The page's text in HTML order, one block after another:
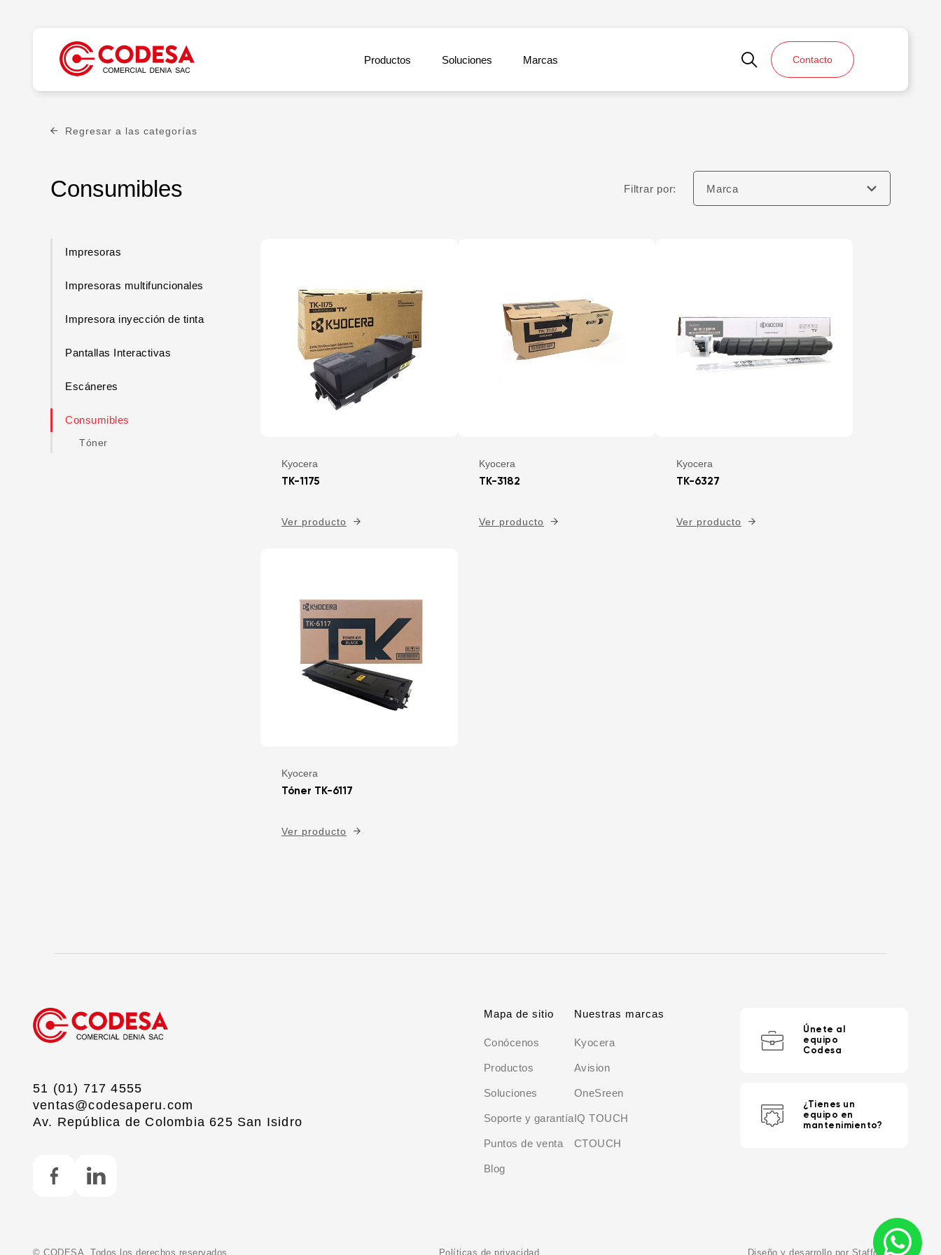
Productos Soluciones Marcas Contacto
Regresar a las categorías
Consumibles Filtrar por: Marca
Impresoras
Impresoras multifuncionales
Impresora inyección de tinta
Pantallas Interactivas
Escáneres
Consumibles
Tóner
Kyocera
TK-1175
Ver producto
Kyocera
TK-3182
Ver producto
Kyocera
TK-6327
Ver producto
Kyocera
Tóner TK-6117
Ver producto
51 (01) 717 4555
ventas@codesaperu.com
Av. República de Colombia 625 San Isidro
Mapa de sitio
Conócenos
Productos
Soluciones
Soporte y garantía
Puntos de venta
Blog
Nuestras marcas
Kyocera
Avision
OneSreen
IQ TOUCH
CTOUCH
Únete al
equipo
Codesa
¿Tienes un
equipo en
mantenimiento?
© CODESA. Todos los derechos reservados. Políticas de privacidad Diseño y desarrollo por Staffcreativa